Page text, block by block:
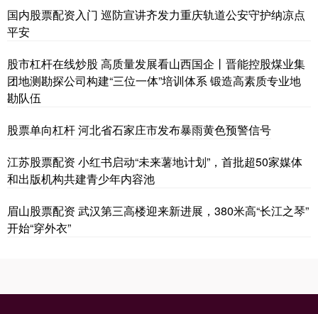
国内股票配资入门 巡防宣讲齐发力重庆轨道公安守护纳凉点
平安
股市杠杆在线炒股 高质量发展看山西国企丨晋能控股煤业集
团地测勘探公司构建“三位一体”培训体系 锻造高素质专业地
勘队伍
股票单向杠杆 河北省石家庄市发布暴雨黄色预警信号
江苏股票配资 小红书启动“未来薯地计划”，首批超50家媒体
和出版机构共建青少年内容池
眉山股票配资 武汉第三高楼迎来新进展，380米高“长江之琴”
开始“穿外衣”